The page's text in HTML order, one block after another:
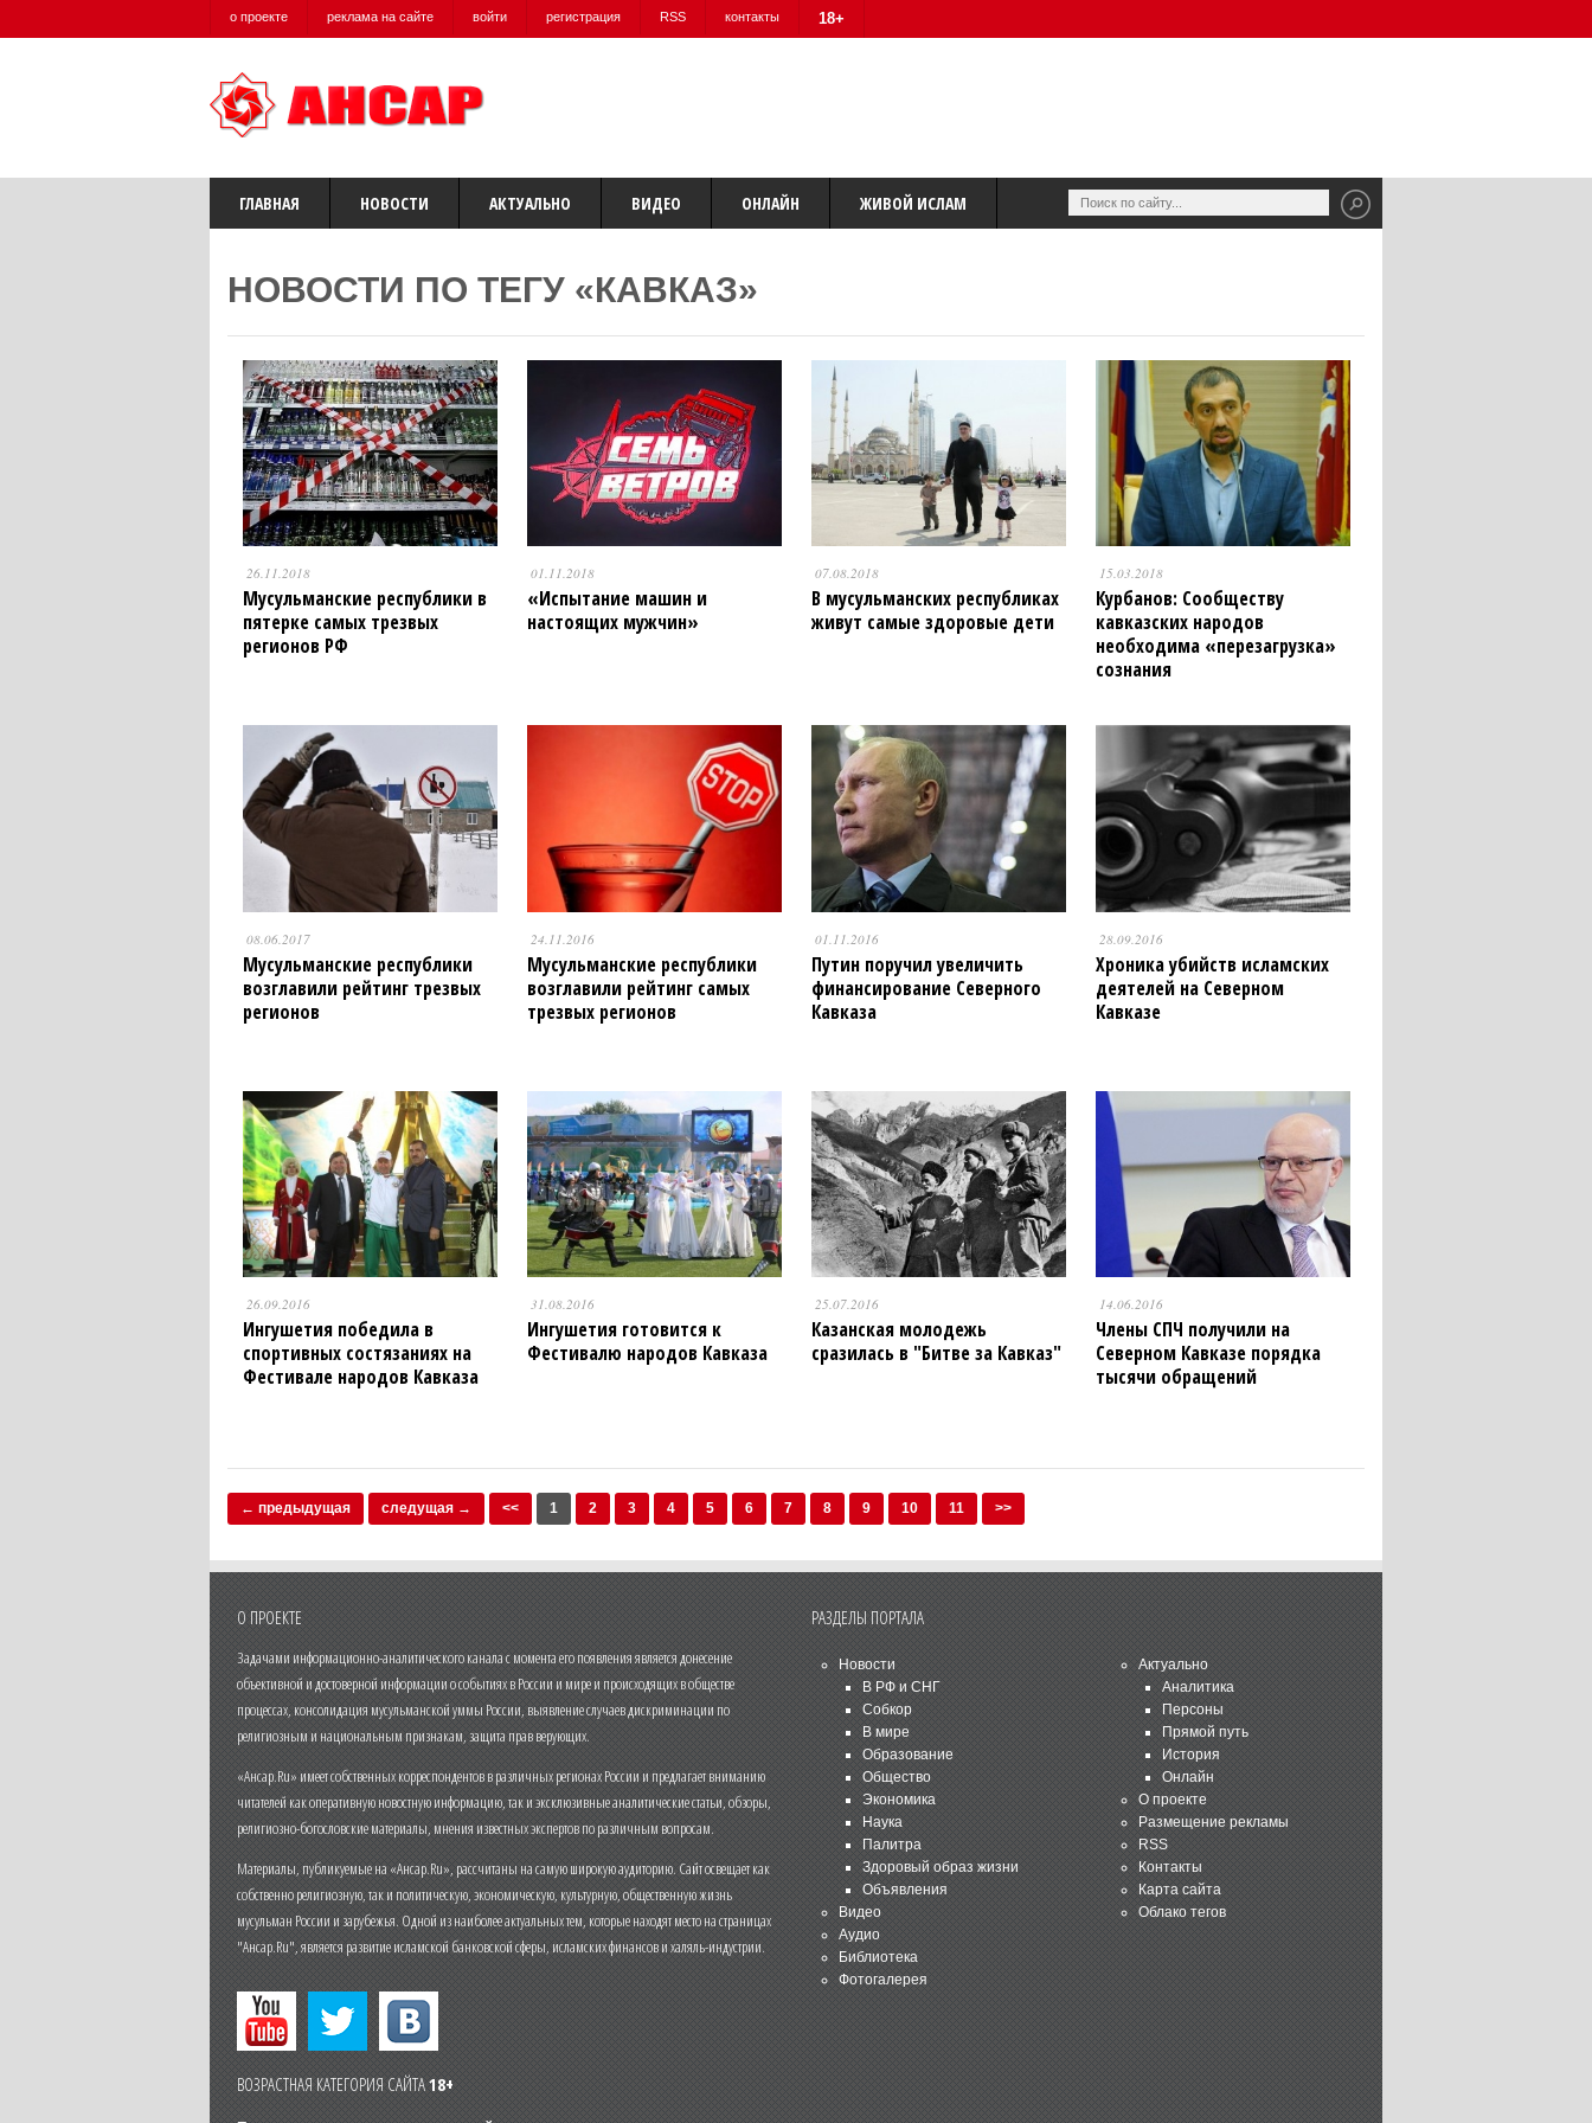
о проекте реклама на сайте войти регистрация RSS контакты 18+
ГЛАВНАЯ НОВОСТИ АКТУАЛЬНО ВИДЕО ОНЛАЙН ЖИВОЙ ИСЛАМ
НОВОСТИ ПО ТЕГУ «КАВКАЗ»
26.11.2018
Мусульманские республики в
пятерке самых трезвых
регионов РФ
01.11.2018
«Испытание машин и
настоящих мужчин»
07.08.2018
В мусульманских республиках
живут самые здоровые дети
15.03.2018
Курбанов: Сообществу
кавказских народов
необходима «перезагрузка»
сознания
08.06.2017
Мусульманские республики
возглавили рейтинг трезвых
регионов
24.11.2016
Мусульманские республики
возглавили рейтинг самых
трезвых регионов
01.11.2016
Путин поручил увеличить
финансирование Северного
Кавказа
28.09.2016
Хроника убийств исламских
деятелей на Северном
Кавказе
26.09.2016
Ингушетия победила в
спортивных состязаниях на
Фестивале народов Кавказа
31.08.2016
Ингушетия готовится к
Фестивалю народов Кавказа
25.07.2016
Казанская молодежь
сразилась в "Битве за Кавказ"
14.06.2016
Члены СПЧ получили на
Северном Кавказе порядка
тысячи обращений
← предыдущая следущая → << 1 2 3 4 5 6 7 8 9 10 11 >>
О ПРОЕКТЕ
Задачами информационно-аналитического канала с момента его появления является донесение
объективной и достоверной информации о событиях в России и мире и происходящих в обществе
процессах, консолидация мусульманской уммы России, выявление случаев дискриминации по
религиозным и национальным признакам, защита прав верующих.
«Ансар.Ru» имеет собственных корреспондентов в различных регионах России и предлагает вниманию
читателей как оперативную новостную информацию, так и эксклюзивные аналитические статьи, обзоры,
религиозно-богословские материалы, мнения известных экспертов по различным вопросам.
Материалы, публикуемые на «Ансар.Ru», рассчитаны на самую широкую аудиторию. Сайт освещает как
собственно религиозную, так и политическую, экономическую, культурную, общественную жизнь
мусульман России и зарубежья. Одной из наиболее актуальных тем, которые находят место на страницах
"Ансар.Ru", является развитие исламской банковской сферы, исламских финансов и халяль-индустрии.
ВОЗРАСТНАЯ КАТЕГОРИЯ САЙТА18+
РАЗДЕЛЫ ПОРТАЛА
Новости
В РФ и СНГ
Собкор
В мире
Образование
Общество
Экономика
Наука
Палитра
Здоровый образ жизни
Объявления
Видео
Аудио
Библиотека
Фотогалерея
Актуально
Аналитика
Персоны
Прямой путь
История
Онлайн
О проекте
Размещение рекламы
RSS
Контакты
Карта сайта
Облако тегов